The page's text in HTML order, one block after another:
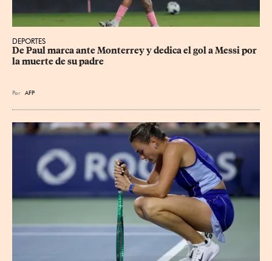
DEPORTES
De Paul marca ante Monterrey y dedica el gol a Messi por
la muerte de su padre
Por AFP